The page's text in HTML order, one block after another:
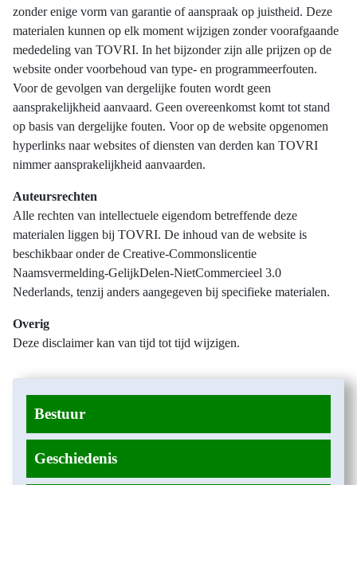
Bestuur
Geschiedenis
zonder enige vorm van garantie of aanspraak op juistheid. Deze
materialen kunnen op elk moment wijzigen zonder voorafgaande
mededeling van TOVRI. In het bijzonder zijn alle prijzen op de
website onder voorbehoud van type- en programmeerfouten.
Voor de gevolgen van dergelijke fouten wordt geen
aansprakelijkheid aanvaard. Geen overeenkomst komt tot stand
op basis van dergelijke fouten. Voor op de website opgenomen
hyperlinks naar websites of diensten van derden kan TOVRI
nimmer aansprakelijkheid aanvaarden.
Auteursrechten
Alle rechten van intellectuele eigendom betreffende deze
materialen liggen bij TOVRI. De inhoud van de website is
beschikbaar onder de Creative-Commonslicentie
Naamsvermelding-GelijkDelen-NietCommercieel 3.0
Nederlands, tenzij anders aangegeven bij specifieke materialen.
Overig
Deze disclaimer kan van tijd tot tijd wijzigen.